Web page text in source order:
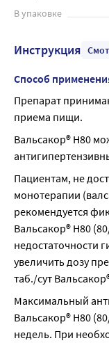
В упаковке
Инструкция
Способ
Препарат
приема пищи.
Вальсакор® Н80
Пациентам, не
монотерапии
рекомендуется
Вальсакор® Н80
недостаточности
увеличить дозу
таб./сут
Максимальный
Вальсакор® Н80
недель. При